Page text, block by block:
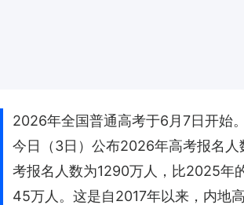
2026年全国普通高考于6月7日开始
今日（3日）公布2026年高考报名人
考报名人数为1290万人，比2025年
45万人。这是自2017年以来，内地